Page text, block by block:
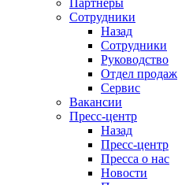
Сотрудники
Назад
Сотрудники
Руководство
Отдел продаж
Сервис
Вакансии
Пресс-центр
Назад
Пресс-центр
Пресса о нас
Новости